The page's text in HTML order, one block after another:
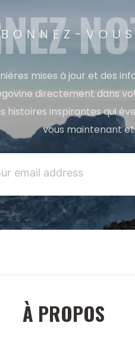
mises à jour et des
directement dans
histoires inspirantes qui
vous maintenant
À PROPOS